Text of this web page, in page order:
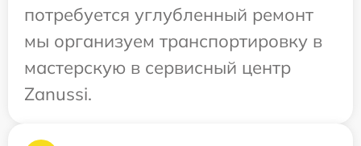
потребуется углубленный ремонт
мы организуем транспортировку в
мастерскую в сервисный центр
Zanussi.